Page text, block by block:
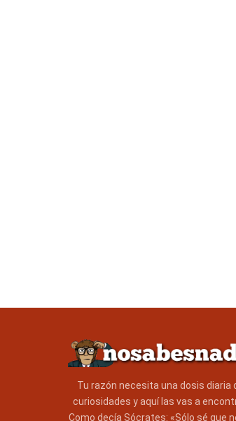
Tu razón necesita una dosis diaria
curiosidades y aquí las vas a
Como decía Sócrates: «Sólo sé que